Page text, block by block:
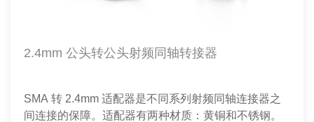
2.4mm 公头转公头射频同轴转接器
SMA 转 2.4mm 适配器是不同系列射频同轴连接器之
间连接的保障。适配器有两种材质：黄铜和不锈钢。